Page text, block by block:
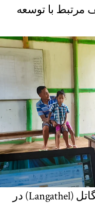
مرتبط با توسعه
معلمین مدرسه محلی در لانگاتل (Langathel) در